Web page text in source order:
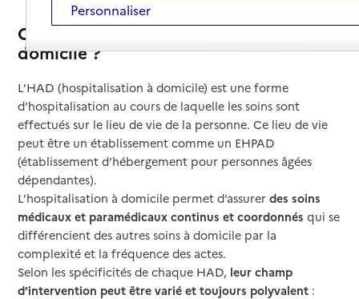
Qu’est-ce que l’hospitalisation à
domicile ?
L’HAD (hospitalisation à domicile) est une forme
d’hospitalisation au cours de laquelle les soins sont
effectués sur le lieu de vie de la personne. Ce lieu de vie
peut être un établissement comme un EHPAD
(établissement d’hébergement pour personnes âgées
dépendantes).
L’hospitalisation à domicile permet d’assurer des soins
médicaux et paramédicaux continus et coordonnésqui se
différencient des autres soins à domicile par la
complexité et la fréquence des actes.
Selon les spécificités de chaque HAD, leur champ
d’intervention peut être varié et toujours polyvalent :
Personnaliser